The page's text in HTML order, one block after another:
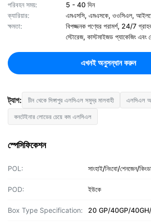
পরিবহন সময়:
5 - 40 দিন
ক্যারিয়ার:
এমএসসি, এমএসকে, ওওসিএল,
ক্ষমতা:
বিপজ্জনক পণ্যের পরামর্শ, 24/7
স্টোরেজ, কাস্টমাইজড প্যাকেজিং এবং
এখনই অনুসন্ধান করুন
ট্যাগ: চীন থেকে সিঙ্গাপুর এলসিএল সমুদ্র মালবাহী এলসিএল
কনটেইনার লোডের চেয়ে কম এলসিএল
স্পেসিফিকেশন
POL: সাংহাই/নিংবো/শেনজেন/
POD: ইউকে
Box Type Specification: 20 GP/40GP/